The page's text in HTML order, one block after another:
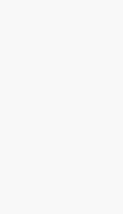
国走私7万
第四届链博